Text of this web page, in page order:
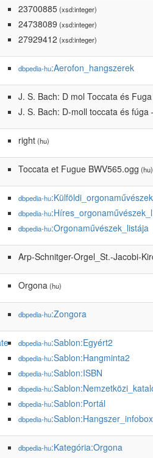
23700885(xsd:integer)
24738089 (xsd:integer)
27929412 (xsd:integer)
dbpedia-hu:Aerofon_hangszerek
J. S. Bach: D mol Toccata és
J. S. Bach: D-moll toccata és fúga
right(hu)
Toccata et Fugue BWV565.ogg (hu)
dbpedia-hu
dbpedia-hu
dbpedia-hu:Orgonaművészek_listája
Arp-Schnitger-Orgel_St.-Jacobi-
Orgona(hu)
dbpedia-hu:Zongora
dbpedia-hu:Sablon:Egyért2
dbpedia-hu:Sablon:Hangminta2
dbpedia-hu:Sablon:ISBN
dbpedia-hu
dbpedia-hu:Sablon:Portál
dbpedia-hu:Sablon:Hangszer_infobox
dbpedia-hu:Kategória:Orgona